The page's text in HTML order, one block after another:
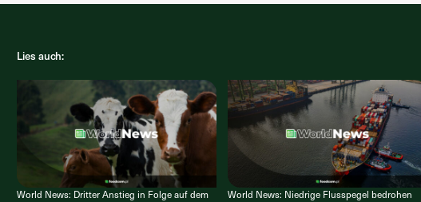
Lies auch:
World News: Dritter Anstieg in Folge auf dem
World News: Niedrige Flusspegel bedrohen